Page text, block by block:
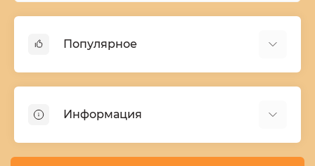
Популярное
Шкафы купе ширина 90-210 cм высота 220 cм
Комоды из дерева
Кухни
Информация